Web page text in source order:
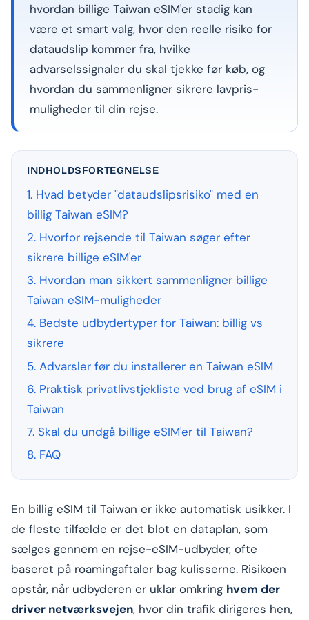
hvordan billige Taiwan eSIM'er stadig kan
være et smart valg, hvor den reelle risiko for
dataudslip kommer fra, hvilke
advarselssignaler du skal tjekke før køb, og
hvordan du sammenligner sikrere lavpris-
muligheder til din rejse.
INDHOLDSFORTEGNELSE
1. Hvad betyder "dataudslipsrisiko" med en
billig Taiwan eSIM?
2. Hvorfor rejsende til Taiwan søger efter
sikrere billige eSIM'er
3. Hvordan man sikkert sammenligner billige
Taiwan eSIM-muligheder
4. Bedste udbydertyper for Taiwan: billig vs
sikrere
5. Advarsler før du installerer en Taiwan eSIM
6. Praktisk privatlivstjekliste ved brug af eSIM i
Taiwan
7. Skal du undgå billige eSIM'er til Taiwan?
8. FAQ
En billig eSIM til Taiwan er ikke automatisk usikker. I
de fleste tilfælde er det blot en dataplan, som
sælges gennem en rejse-eSIM-udbyder, ofte
baseret på roamingaftaler bag kulisserne. Risikoen
opstår, når udbyderen er uklar omkring hvem der
driver netværksvejen, hvor din trafik dirigeres hen,